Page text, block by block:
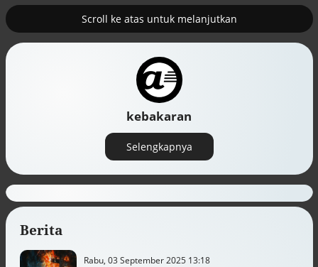
Scroll ke atas untuk melanjutkan
kebakaran
Selengkapnya
Berita
Rabu, 03 September 2025 13:18
Tambahan TKD menggerakkan 42
kegiatan di Lhokseumawe